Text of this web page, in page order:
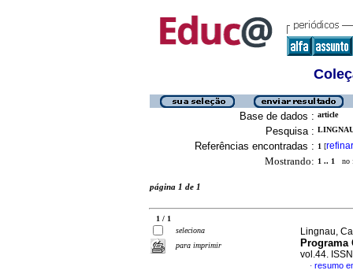
Base de dados : article
Pesquisa :
Referências encontradas : 1 [refinar
Mostrando: 1 .. 1 no
página 1 de 1
1 / 1
seleciona
para imprimir
Lingnau,
Programa
vol.44.
· resumo